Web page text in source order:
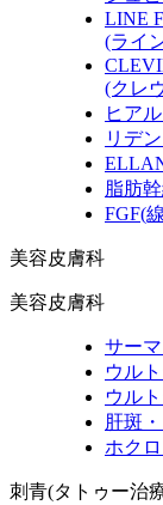
LINE
(ライ
(クレ
ヒア
リデ
脂肪
FGF(
美容皮膚科
美容皮膚科
サー
ウル
ウル
肝斑
ホク
刺青(タトゥー治